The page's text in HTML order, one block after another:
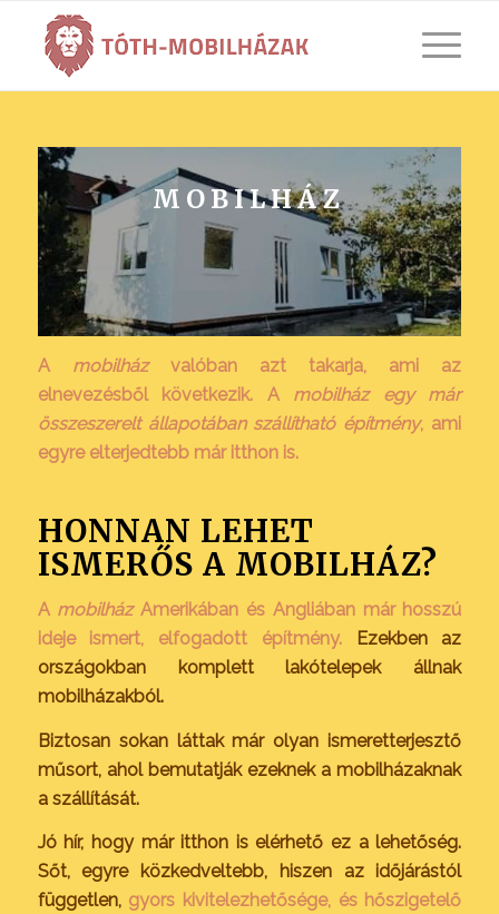
MOBILHÁZ
A mobilházvalóban azt takarja, ami az
elnevezésből következik. A mobilház egy már
összeszerelt állapotában szállítható építmény, ami
egyre elterjedtebb már itthon is.
HONNAN LEHET
ISMERŐS A MOBILHÁZ?
A mobilházAmerikában és Angliában már hosszú
ideje ismert, elfogadott építmény.Ezekben az
országokban komplett lakótelepek állnak
mobilházakból.
Biztosan sokan láttak már olyan ismeretterjesztő
műsort, ahol bemutatják ezeknek a mobilházaknak
a szállítását.
Jó hír, hogy már itthon is elérhető ez a lehetőség.
Sőt, egyre közkedveltebb, hiszen az időjárástól
független, gyors kivitelezhetősége, és hőszigetelő